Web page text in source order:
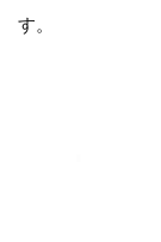
す。